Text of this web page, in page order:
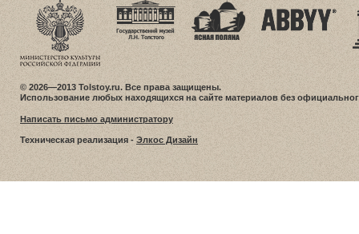
© 2026—2013 Tolstoy.ru. Все права защищены.
Использование любых находящихся на сайте материалов без
Написать письмо администратору
Техническая реализация - Элкос Дизайн